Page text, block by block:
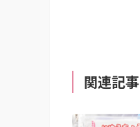
関連記事